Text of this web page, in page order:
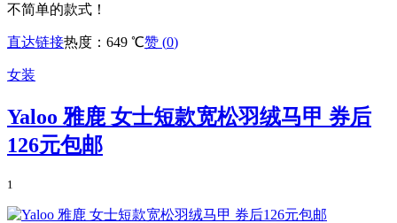
不简单的款式！
直达链接热度：649 ℃赞 (0)
女装
Yaloo 雅鹿 女士短款宽松羽绒马甲 券后
126元包邮
1